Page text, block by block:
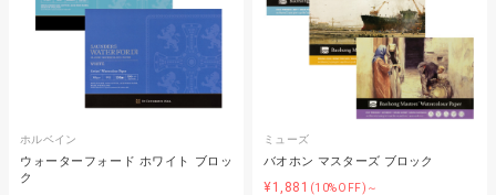
ホルベイン
ウォーターフォード ホワイト ブロッ
ク
ミューズ
バオホン マスターズ ブロック
¥1,881 (10%OFF)～